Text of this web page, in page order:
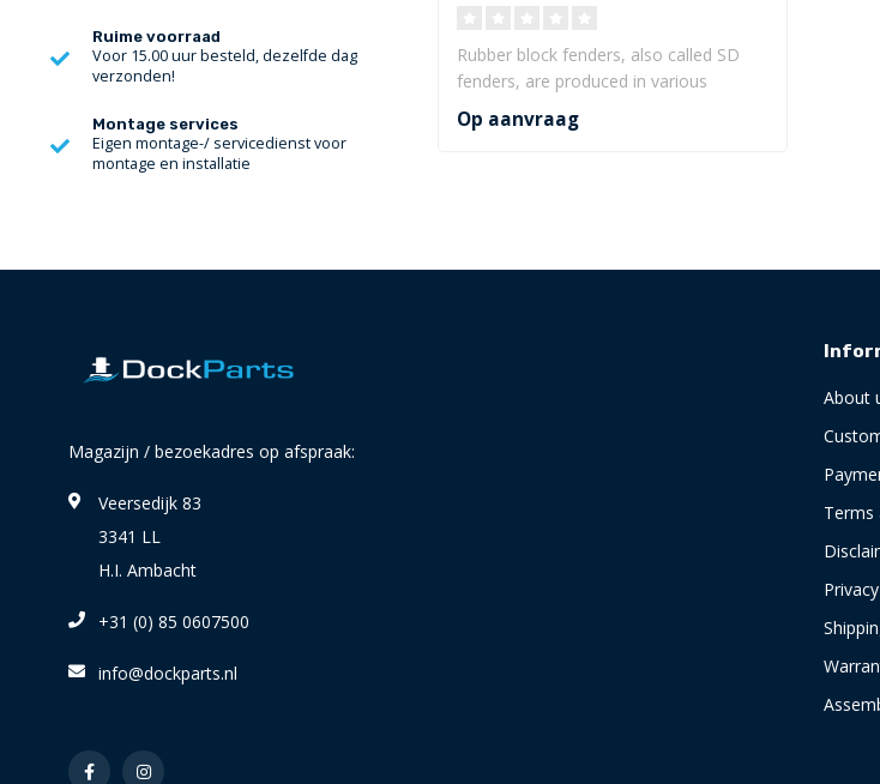
Ruime voorraad
Voor 15.00 uur besteld, dezelfde dag
verzonden!
Montage services
Eigen montage-/ servicedienst voor
montage en installatie
Rubber block fenders, also called SD
fenders, are produced in various
designs an..
Op aanvraag
Magazijn / bezoekadres op afspraak:
Veersedijk 83
3341 LL
H.I. Ambacht
+31 (0) 85 0607500
info@dockparts.nl
About
Terms